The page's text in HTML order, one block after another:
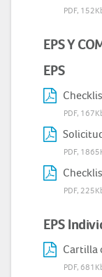
PDF,
EPS Y
EPS
PDF,
PDF,
PDF,
EPS
Cartilla
PDF,